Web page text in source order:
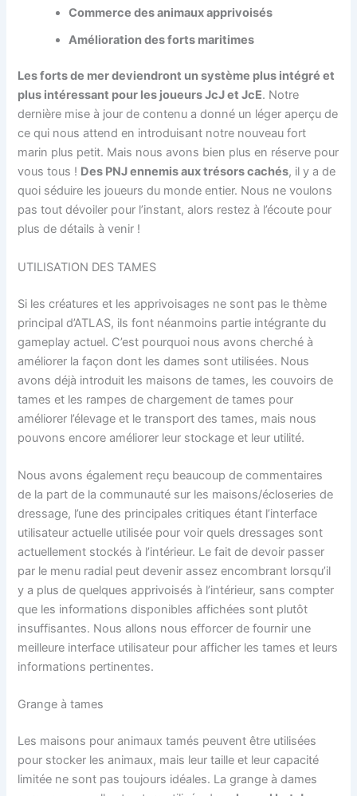
Commerce des animaux apprivoisés
Amélioration des forts maritimes
Les forts de mer deviendront un système plus intégré et
plus intéressant pour les joueurs JcJ et JcE. Notre
dernière mise à jour de contenu a donné un léger aperçu de
ce qui nous attend en introduisant notre nouveau fort
marin plus petit. Mais nous avons bien plus en réserve pour
vous tous ! Des PNJ ennemis aux trésors cachés, il y a de
quoi séduire les joueurs du monde entier. Nous ne voulons
pas tout dévoiler pour l’instant, alors restez à l’écoute pour
plus de détails à venir !
UTILISATION DES TAMES
Si les créatures et les apprivoisages ne sont pas le thème
principal d’ATLAS, ils font néanmoins partie intégrante du
gameplay actuel. C’est pourquoi nous avons cherché à
améliorer la façon dont les dames sont utilisées. Nous
avons déjà introduit les maisons de tames, les couvoirs de
tames et les rampes de chargement de tames pour
améliorer l’élevage et le transport des tames, mais nous
pouvons encore améliorer leur stockage et leur utilité.
Nous avons également reçu beaucoup de commentaires
de la part de la communauté sur les maisons/écloseries de
dressage, l’une des principales critiques étant l’interface
utilisateur actuelle utilisée pour voir quels dressages sont
actuellement stockés à l’intérieur. Le fait de devoir passer
par le menu radial peut devenir assez encombrant lorsqu’il
y a plus de quelques apprivoisés à l’intérieur, sans compter
que les informations disponibles affichées sont plutôt
insuffisantes. Nous allons nous efforcer de fournir une
meilleure interface utilisateur pour afficher les tames et leurs
informations pertinentes.
Grange à tames
Les maisons pour animaux tamés peuvent être utilisées
pour stocker les animaux, mais leur taille et leur capacité
limitée ne sont pas toujours idéales. La grange à dames